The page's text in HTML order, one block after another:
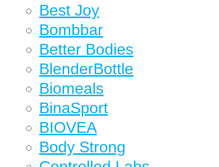
Best Joy
Bombbar
Better Bodies
BlenderBottle
Biomeals
BinaSport
BIOVEA
Body Strong